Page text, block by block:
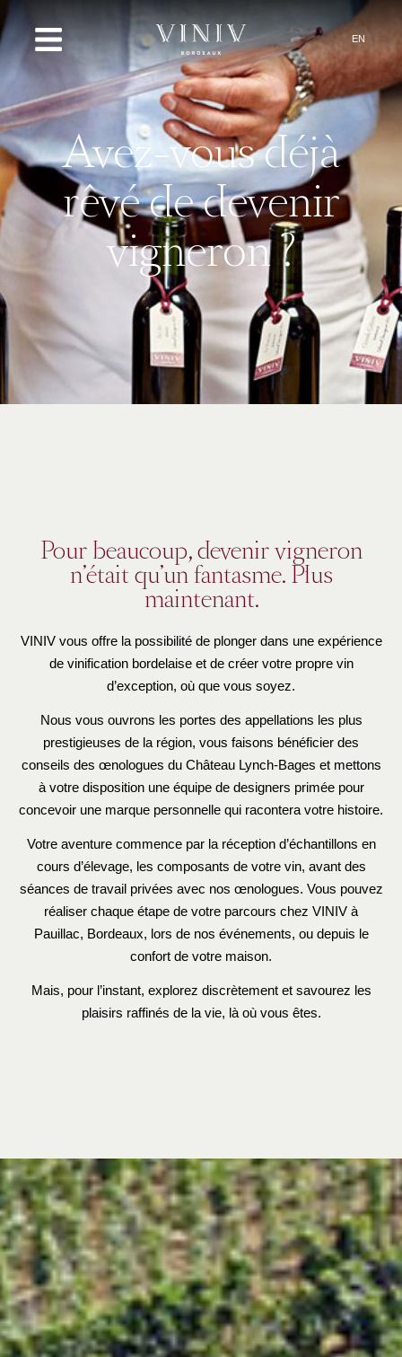
EN
Avez-vous déjà
rêvé de devenir
vigneron ?
Pour beaucoup, devenir vigneron
n’était qu’un fantasme. Plus
maintenant.
VINIV vous offre la possibilité de plonger dans une expérience
de vinification bordelaise et de créer votre propre vin
d’exception, où que vous soyez.
Nous vous ouvrons les portes des appellations les plus
prestigieuses de la région, vous faisons bénéficier des
conseils des œnologues du Château Lynch-Bages et mettons
à votre disposition une équipe de designers primée pour
concevoir une marque personnelle qui racontera votre histoire.
Votre aventure commence par la réception d’échantillons en
cours d’élevage, les composants de votre vin, avant des
séances de travail privées avec nos œnologues. Vous pouvez
réaliser chaque étape de votre parcours chez VINIV à
Pauillac, Bordeaux, lors de nos événements, ou depuis le
confort de votre maison.
Mais, pour l’instant, explorez discrètement et savourez les
plaisirs raffinés de la vie, là où vous êtes.